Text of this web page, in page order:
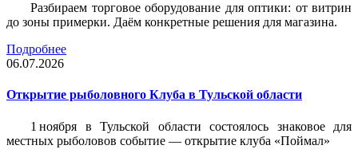
Разбираем торговое оборудование для оптики: от витрин
до зоны примерки. Даём конкретные решения для магазина.
Подробнее
06.07.2026
Открытие рыболовного Клуба в Тульской области
1 ноября в Тульской области состоялось знаковое для
местных рыболовов событие — открытие клуба «Поймал»